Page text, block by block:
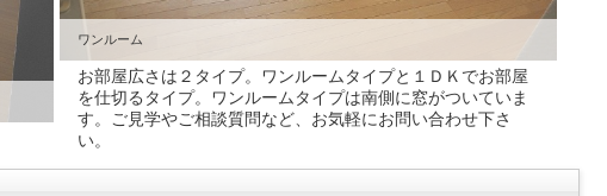
ワンルーム
お部屋広さは２タイプ。ワンルームタイプと１ＤＫでお部屋
を仕切るタイプ。ワンルームタイプは南側に窓がついていま
す。ご見学やご相談質問など、お気軽にお問い合わせ下さ
い。